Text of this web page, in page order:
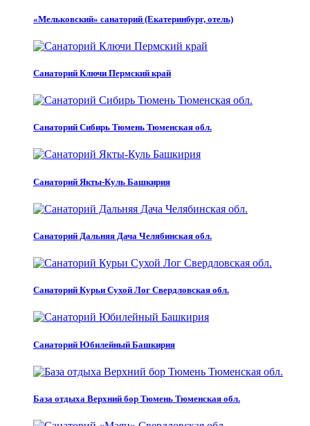
«Мельковский» санаторий (Екатеринбург, отель)
Санаторий Ключи Пермский край
Санаторий Сибирь Тюмень Тюменская обл.
Санаторий Якты-Куль Башкирия
Санаторий Дальняя Дача Челябинская обл.
Санаторий Курьи Сухой Лог Свердловская обл.
Санаторий Юбилейный Башкирия
База отдыха Верхний бор Тюмень Тюменская обл.